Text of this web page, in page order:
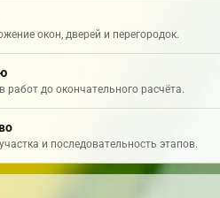
окон, дверей и перегородок.
до окончательного расчёта.
и последовательность этапов.